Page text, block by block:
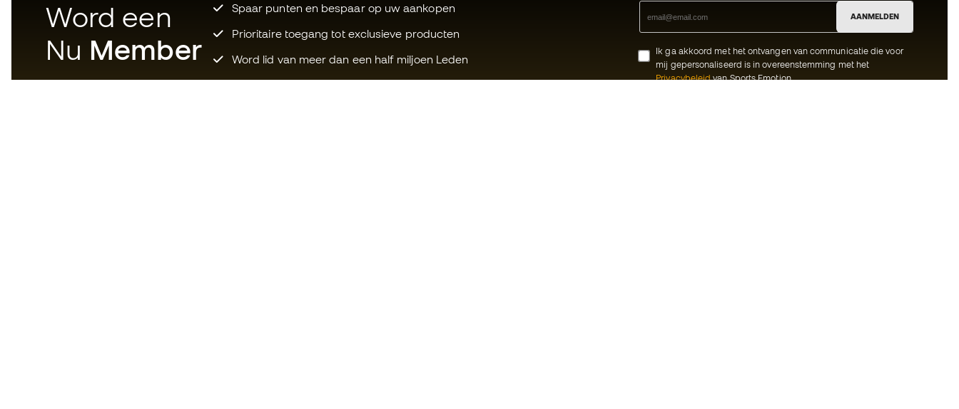
Word een
Nu Member
Spaar punten en bespaar op uw aankopen
Prioritaire toegang tot exclusieve producten
Word lid van meer dan een half miljoen Leden
AANMELDEN
Ik ga akkoord met het ontvangen van communicatie die voor
mij gepersonaliseerd is in overeenstemming met het
Privacybeleidvan Sports Emotion.